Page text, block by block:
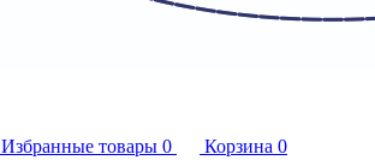
Избранные товары 0 Корзина 0